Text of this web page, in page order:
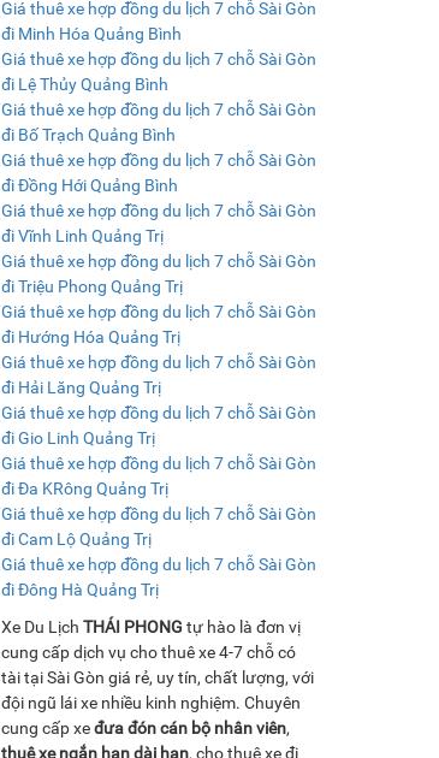
Giá thuê xe hợp đồng du lịch 7 chỗ Sài Gòn
đi Minh Hóa Quảng Bình
Giá thuê xe hợp đồng du lịch 7 chỗ Sài Gòn
đi Lệ Thủy Quảng Bình
Giá thuê xe hợp đồng du lịch 7 chỗ Sài Gòn
đi Bố Trạch Quảng Bình
Giá thuê xe hợp đồng du lịch 7 chỗ Sài Gòn
đi Đồng Hới Quảng Bình
Giá thuê xe hợp đồng du lịch 7 chỗ Sài Gòn
đi Vĩnh Linh Quảng Trị
Giá thuê xe hợp đồng du lịch 7 chỗ Sài Gòn
đi Triệu Phong Quảng Trị
Giá thuê xe hợp đồng du lịch 7 chỗ Sài Gòn
đi Hướng Hóa Quảng Trị
Giá thuê xe hợp đồng du lịch 7 chỗ Sài Gòn
đi Hải Lăng Quảng Trị
Giá thuê xe hợp đồng du lịch 7 chỗ Sài Gòn
đi Gio Linh Quảng Trị
Giá thuê xe hợp đồng du lịch 7 chỗ Sài Gòn
đi Đa KRông Quảng Trị
Giá thuê xe hợp đồng du lịch 7 chỗ Sài Gòn
đi Cam Lộ Quảng Trị
Giá thuê xe hợp đồng du lịch 7 chỗ Sài Gòn
đi Đông Hà Quảng Trị
Xe Du Lịch THÁI PHONG tự hào là đơn vị
cung cấp dịch vụ cho thuê xe 4-7 chỗ có
tài tại Sài Gòn giá rẻ, uy tín, chất lượng, với
đội ngũ lái xe nhiều kinh nghiệm. Chuyên
cung cấp xeđưa đón cán bộ nhân viên,
thuê xe ngắn hạn dài hạn, cho thuê xe đi